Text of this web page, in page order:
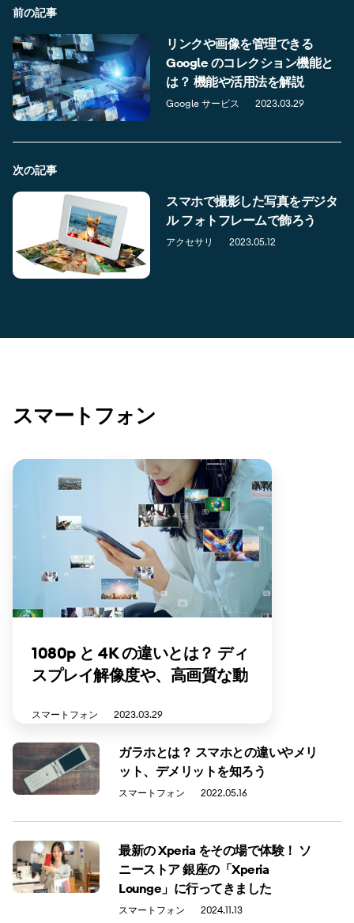
前の記事
リンクや画像を管理できる
Google のコレクション機能と
は？ 機能や活用法を解説
Google サービス 2023.03.29
次の記事
スマホで撮影した写真をデジタ
ル フォトフレームで飾ろう
アクセサリ 2023.05.12
スマートフォン
1080p と 4K の違いとは？ ディ
スプレイ解像度や、高画質な動
あわせて解説
スマートフォン 2023.03.29
ガラホとは？ スマホとの違いやメリ
ット、デメリットを知ろう
スマートフォン 2022.05.16
最新の Xperia をその場で体験！ ソ
ニーストア 銀座の「Xperia
Lounge」に行ってきました
スマートフォン 2024.11.13